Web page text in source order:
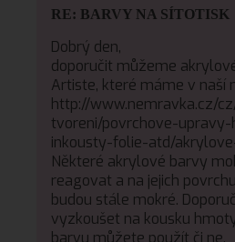
RE: BARVY NA SÍTOTISK
Dobrý den,
doporučit můžeme
Artiste, které máme v naší
http://www.nemravka.cz/
tvoreni/povrchove-
inkousty-folie-atd/
Některé akrylové barvy
reagovat a na jejich
budou stále mokré.
vyzkoušet na kousku